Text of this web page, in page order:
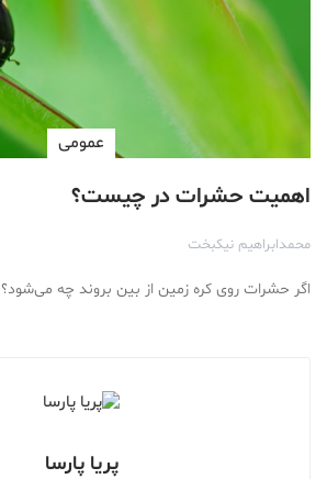
عمومی
اهمیت حشرات در چیست؟
محمدابراهیم نیکبخت
اگر حشرات روی کره زمین از بین بروند چه می‌شود؟
پریا پارسا